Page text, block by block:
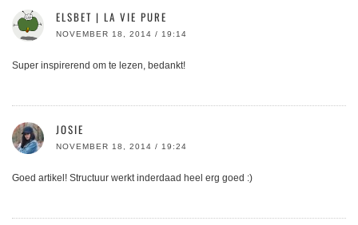
ELSBET | LA VIE PURE
NOVEMBER 18, 2014 / 19:14
Super inspirerend om te lezen, bedankt!
JOSIE
NOVEMBER 18, 2014 / 19:24
Goed artikel! Structuur werkt inderdaad heel erg goed :)